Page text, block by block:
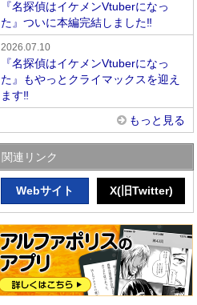
『名探偵はイケメンVtuberになっ
た』ついに本編完結しました‼️
2026.07.10
『名探偵はイケメンVtuberになっ
た』もやっとクライマックスを迎え
ます‼️
もっと見る
関連リンク
Webサイト X(旧Twitter)